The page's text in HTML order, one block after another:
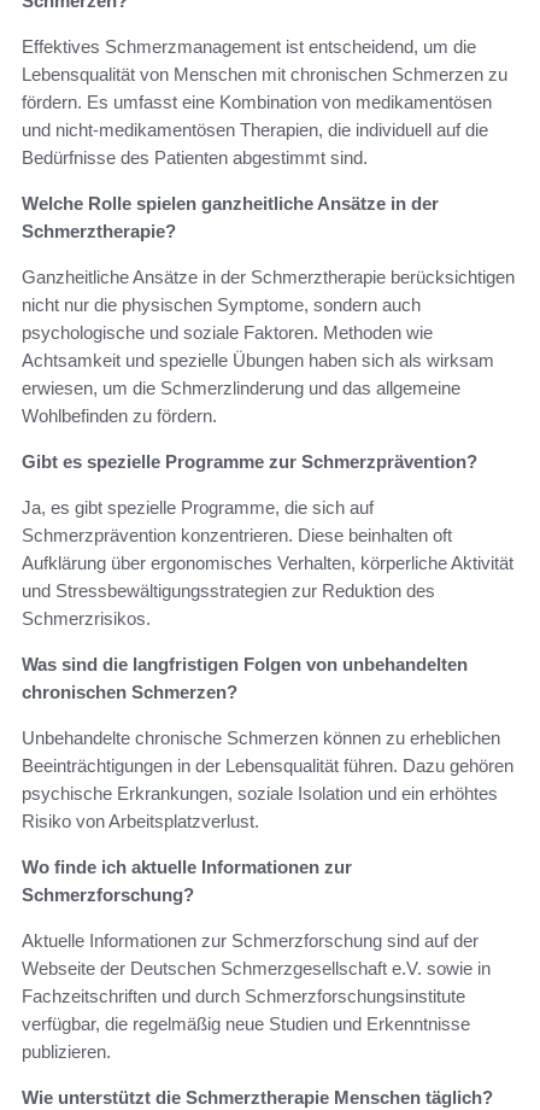
Effektives Schmerzmanagement ist entscheidend, um die
Lebensqualität von Menschen mit chronischen Schmerzen zu
fördern. Es umfasst eine Kombination von medikamentösen
und nicht-medikamentösen Therapien, die individuell auf die
Bedürfnisse des Patienten abgestimmt sind.
Welche Rolle spielen ganzheitliche Ansätze in der
Schmerztherapie?
Ganzheitliche Ansätze in der Schmerztherapie berücksichtigen
nicht nur die physischen Symptome, sondern auch
psychologische und soziale Faktoren. Methoden wie
Achtsamkeit und spezielle Übungen haben sich als wirksam
erwiesen, um die Schmerzlinderung und das allgemeine
Wohlbefinden zu fördern.
Gibt es spezielle Programme zur Schmerzprävention?
Ja, es gibt spezielle Programme, die sich auf
Schmerzprävention konzentrieren. Diese beinhalten oft
Aufklärung über ergonomisches Verhalten, körperliche Aktivität
und Stressbewältigungsstrategien zur Reduktion des
Schmerzrisikos.
Was sind die langfristigen Folgen von unbehandelten
chronischen Schmerzen?
Unbehandelte chronische Schmerzen können zu erheblichen
Beeinträchtigungen in der Lebensqualität führen. Dazu gehören
psychische Erkrankungen, soziale Isolation und ein erhöhtes
Risiko von Arbeitsplatzverlust.
Wo finde ich aktuelle Informationen zur
Schmerzforschung?
Aktuelle Informationen zur Schmerzforschung sind auf der
Webseite der Deutschen Schmerzgesellschaft e.V. sowie in
Fachzeitschriften und durch Schmerzforschungsinstitute
verfügbar, die regelmäßig neue Studien und Erkenntnisse
publizieren.
Wie unterstützt die Schmerztherapie Menschen täglich?